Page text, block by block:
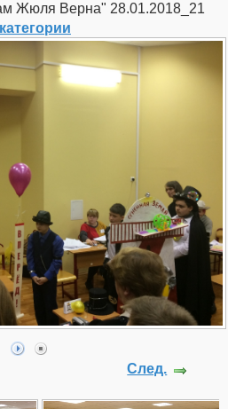
Жюля Верна" 28.01.2018_21
След.